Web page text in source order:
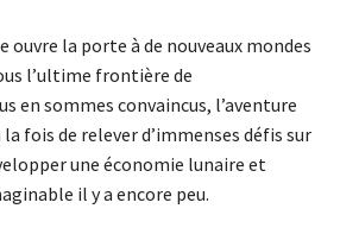
la porte à de nouveaux mondes
l’ultime frontière de
en sommes convaincus, l’aventure
fois de relever d’immenses défis sur
une économie lunaire et
il y a encore peu.